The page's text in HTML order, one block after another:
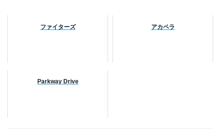
ファイターズ アカペラ
Parkway Drive